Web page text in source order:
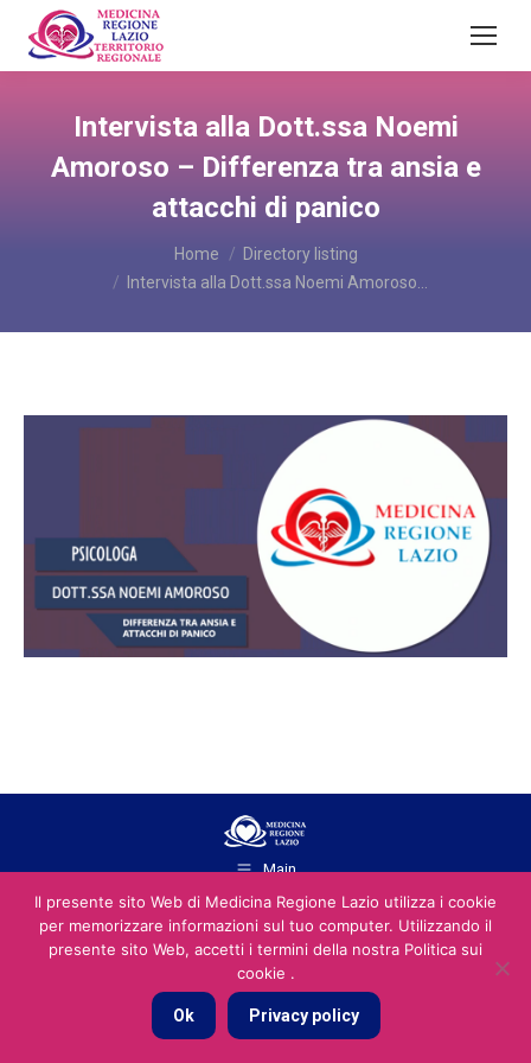
Intervista alla Dott.ssa Noemi
Amoroso – Differenza tra ansia e
attacchi di panico
Home
Directory listing
Intervista alla Dott.ssa Noemi Amoroso…
Main
- pec: yousocialsrls@pec.it
Il presente sito Web di Medicina Regione Lazio utilizza i cookie
per memorizzare informazioni sul tuo computer. Utilizzando il
presente sito Web, accetti i termini della nostra Politica sui
cookie .
Ok Privacy policy